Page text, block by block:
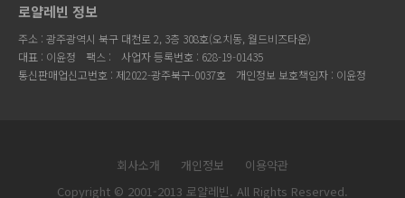
로얄레빈 정보
주소 : 광주광역시 북구 대천로 2, 3층 308호(오치동, 월드비즈타운)
대표 : 이윤정
팩스 :
사업자 등록번호 : 628-19-01435
통신판매업신고번호 : 제2022-광주북구-0037호
개인정보 보호책임자 : 이윤정
회사소개 개인정보
이용약관
Copyright © 2001-2013 로얄레빈. All Rights Reserved.